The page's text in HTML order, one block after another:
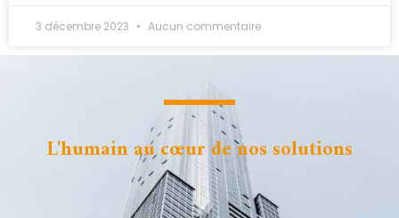
3 décembre 2023 Aucun commentaire
L'humain au cœur de nos solutions